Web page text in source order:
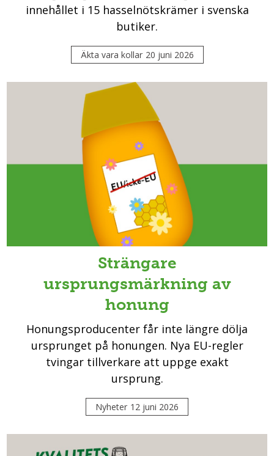
innehållet i 15 hasselnötskrämer i svenska
butiker.
Äkta vara kollar 20 juni 2026
Strängare
ursprungsmärkning av
honung
Honungsproducenter får inte längre dölja
ursprunget på honungen. Nya EU-regler
tvingar tillverkare att uppge exakt
ursprung.
Nyheter 12 juni 2026